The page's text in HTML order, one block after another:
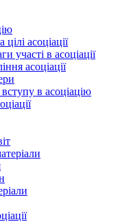
асоціації
участі в асоціації
асоціації
в асоціацію